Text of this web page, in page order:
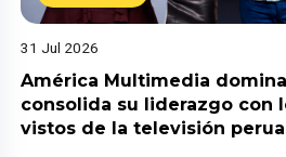
31 Jul 2026
América Multimedia
consolida su liderazgo con
vistos de la televisión